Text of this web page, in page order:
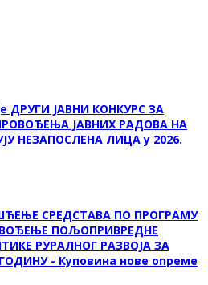
ДРУГИ ЈАВНИ КОНКУРС ЗА
ЈАВНИХ РАДОВА НА
НЕЗАПОСЛЕНА ЛИЦА у 2026.
СРЕДСТАВА ПО ПРОГРАМУ
ПОЉОПРИВРЕДНЕ
РУРАЛНОГ РАЗВОЈА ЗА
- Куповина нове опреме